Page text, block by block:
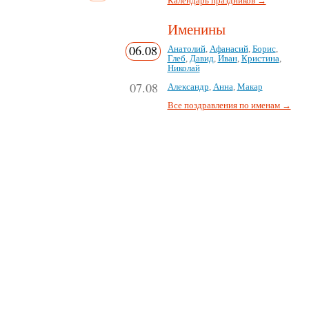
Именины
06.08 Анатолий, Афанасий, Борис,
Глеб, Давид, Иван, Кристина,
Николай
07.08 Александр, Анна, Макар
Все поздравления по именам →